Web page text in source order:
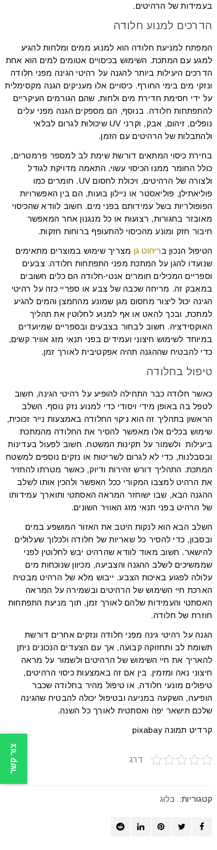
בעמידות של הרהיטים.
הדרכים למנוע חלודה
המפתח למניעת חלודה הוא למנוע ממים ומלחות להגיע
למגע עם המתכת. השימוש בכיסויים אטומים למים הוא אחת
הדרכים היעילות ביותר להגנה על רהיטי הגינה מפני חלודה
ונזקי מים בימי החורף. כיסויים אלו מעניקים הגנה מקסימלית
על ידי חסימת חדירת מים ולחות, שהם הגורמים העיקריים
להתפתחות חלודה. בנוסף, הם מספקים הגנה מפני עלים
נופלים, זיהום, אבק, וקרני UV שיכולות לגרום לבלאי
ולהתבלות של הרהיטים עם הזמן.
בחירת כיסוי המתאים דורשת שימת לב למספר פרמטרים,
כולל החומר ממנו הכיסוי עשוי, התאמה מדויקת לגודל
ולצורה של הרהיטים, ויכולת לחסום UV. חומרים כמו
פוליאתילן, פוליאסטר או ניילון בועות, הם בין האפשרויות
הפופולריות בשל עמידותם בפני מים. חשוב לוודא שהכיסוי
מאובזר בחגורות, רצועות או כל מנגנון אחר המאפשר
חיבור חזק ומונע מהכיסוי להתעופף ברוחות חזקות.
הטיפול הנכון בריהוט גן מצריך שימוש במוצרים מתאימים
שנועדו להגן על המתכת מפני התפתחות חלודה. צבעים
וספריים המכילים חומרים אנטי-חלודה הם כלים חשובים
במאבק זה. מריחה שכבה של צבע או ספריי כזה על רהיטי
הגינה יכול ליצור מחסום מגן שמונע מהחמצן והמים להגיע
למתכת, ובכך להאט או אף למנוע לחלוטין את תהליך
האוקסידציה. חשוב לבחור בצבעים ובספריים שמיועדים
במיוחד לשימוש חיצוני ועמידים בפני תנאי מזג אוויר קשים,
כדי להבטיח שההגנה תהיה אפקטיבית לאורך זמן.
טיפול בחלודה
כאשר חלודה כבר התחילה להופיע על רהיטי הגינה, חשוב
לטפל בה באופן מידי ויסודי כדי למנוע נזק נוסף. השלב
הראשון בתהליך זה הוא ניקוי החלודה באמצעות נייר זכוכית,
שימוש בכלים אלו מאפשר להסיר את החלודה מהמתכת
ביעילות ולשמור על תקינות המשטח. חשוב לפעול בעדינות
ובסבלנות, כדי לא לגרום לשריטות או נזקים נוספים למשטח
המתכת. התהליך דורש זהירות ודיוק, כאשר מטרתו להחזיר
את הרהיט למצבו המקורי ככל האפשר ולהכין אותו לשלב
ההגנה הבא, שבו ישוחזר המראה האסתטי ותוארך עמידותו
של הרהיט בפני תנאי מזג האוויר השונים.
השלב הבא הוא לנקות היטב את האזור המושפע במים
ובסבון, כדי להסיר כל שאריות של חלודה ולכלוך שעלולים
להישאר. חשוב מאוד לוודא שהרהיט יבש לחלוטין לפני
שממשיכים לשלב ההגנה והצביעה, מכיוון שנוכחות מים
עלולה לפגוע באיכות הצבע. ייבוש מלא של הרהיט מבטיח
הארכת חיי השימוש של הרהיטים ובשמירה על המראה
האסתטי והעמידות שלהם לאורך זמן, תוך מניעת התפתחות
חוזרת של חלודה.
הגנה על רהיטי גינה מפני חלודה ונזקים אחרים דורשת
תשומת לב ותחזוקה קבועה, אך עם הצעדים הנכונים ניתן
להאריך את חיי השימוש של הרהיטים ולשמור על מראה
חיצוני נאה ומזמין. בין אם זה באמצעות כיסוי הרהיטים,
טיפולים מונעי חלודה, או טיפול מהיר בחלודה שכבר
הופיעה, השקעה במניעה ובטיפול יכולה להבטיח שהגינה
שלכם תישאר יפה ואסתטית לאורך כל השנה.
קרדיט תמונה pixabay
דרג
קטגוריות: בלוג
צור קשר